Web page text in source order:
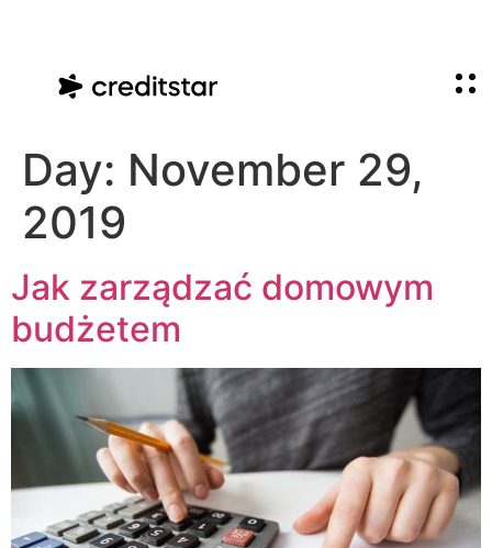
Day: November 29,
2019
Jak zarządzać domowym
budżetem